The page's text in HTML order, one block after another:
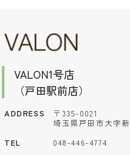
VALON1号店
（戸田駅前店）
ADDRESS
〒335-0021
埼玉県戸田市大字
TEL
048-446-4774